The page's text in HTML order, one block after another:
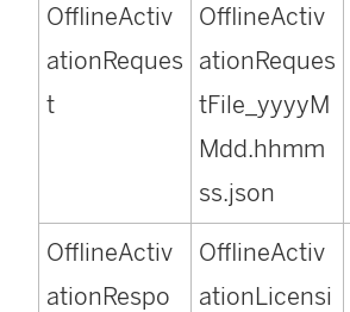
OfflineActiv
ationReques
t
OfflineActiv
ationReques
tFile_yyyyM
Mdd.hhmm
ss.json
OfflineActiv
ationRespo
OfflineActiv
ationLicensi